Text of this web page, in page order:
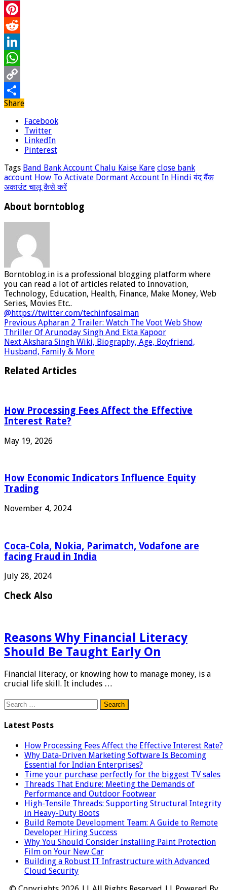
Email
Pinterest
Reddit
LinkedIn
WhatsApp
Copy
Link
Share
Share
Facebook
Twitter
LinkedIn
Pinterest
Tags Band Bank Account Chalu Kaise Kare close bank
account How To Activate Dormant Account In Hindi बंद बैंक
अकाउंट चालू कैसे करें
About borntoblog
Borntoblog.in is a professional blogging platform where
you can read a lot of articles related to Innovation,
Technology, Education, Health, Finance, Make Money, Web
Series, Movies Etc..
@https://twitter.com/techinfosalman
Previous Apharan 2 Trailer: Watch The Voot Web Show
Thriller Of Arunoday Singh And Ekta Kapoor
Next Akshara Singh Wiki, Biography, Age, Boyfriend,
Husband, Family & More
Related Articles
How Processing Fees Affect the Effective
Interest Rate?
May 19, 2026
How Economic Indicators Influence Equity
Trading
November 4, 2024
Coca-Cola, Nokia, Parimatch, Vodafone are
facing Fraud in India
July 28, 2024
Check Also
Reasons Why Financial Literacy
Should Be Taught Early On
Financial literacy, or knowing how to manage money, is a
crucial life skill. It includes …
Search
for:
Latest Posts
How Processing Fees Affect the Effective Interest Rate?
Why Data-Driven Marketing Software Is Becoming
Essential for Indian Enterprises?
Time your purchase perfectly for the biggest TV sales
Threads That Endure: Meeting the Demands of
Performance and Outdoor Footwear
High-Tensile Threads: Supporting Structural Integrity
in Heavy-Duty Boots
Build Remote Development Team: A Guide to Remote
Developer Hiring Success
Why You Should Consider Installing Paint Protection
Film on Your New Car
Building a Robust IT Infrastructure with Advanced
Cloud Security